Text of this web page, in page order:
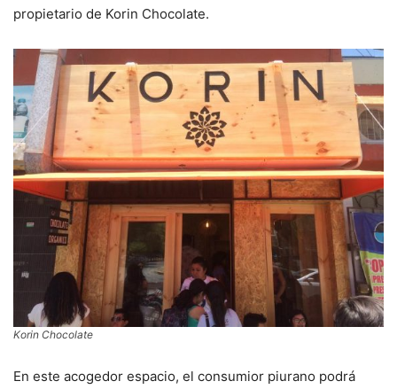
propietario de Korin Chocolate.
Korin Chocolate
En este acogedor espacio, el consumior piurano podrá